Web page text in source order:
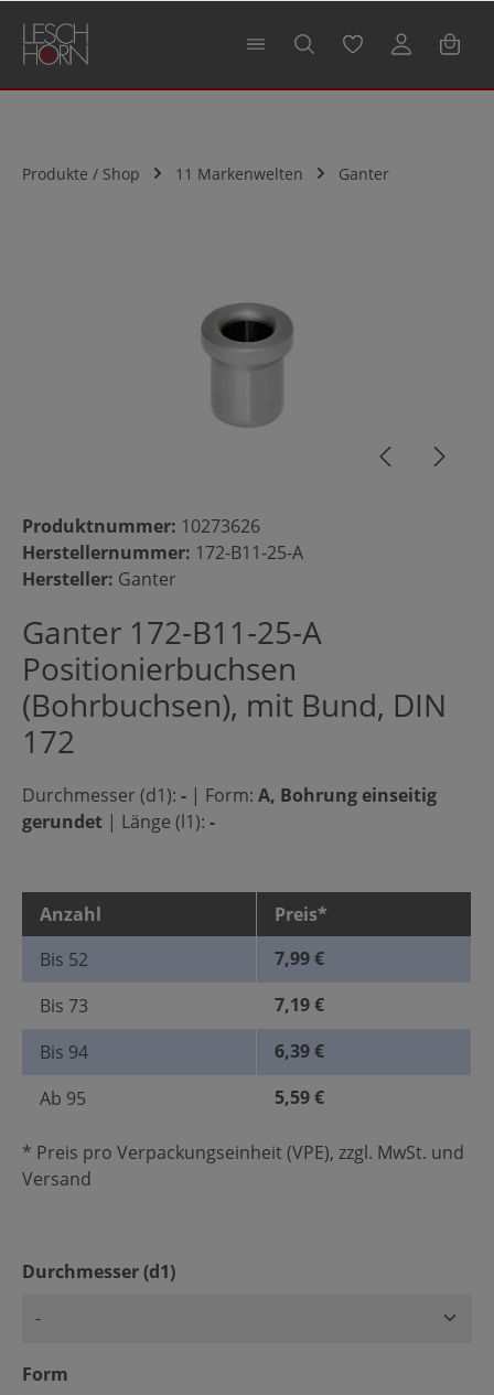
springen
Produkte / Shop 11 Markenwelten Ganter
Produktnummer: 10273626
Herstellernummer: 172-B11-25-A
Hersteller: Ganter
Ganter 172-B11-25-A
Positionierbuchsen
(Bohrbuchsen), mit Bund, DIN
172
Durchmesser (d1): - | Form: A, Bohrung einseitig
gerundet | Länge (l1): -
Anzahl
Preis*
Bis 52
7,99 €
Bis 73
7,19 €
Bis 94
6,39 €
Ab 95 5,59 €
* Preis pro Verpackungseinheit (VPE), zzgl. MwSt. und
Versand
Durchmesser (d1)auswählen
Form